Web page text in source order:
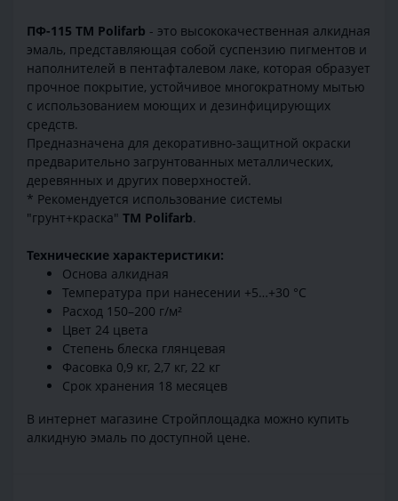
ПФ-115 ТМ Polifarb - это высококачественная алкидная
эмаль, представляющая собой суспензию пигментов и
наполнителей в пентафталевом лаке, которая образует
прочное покрытие, устойчивое многократному мытью
с использованием моющих и дезинфицирующих
средств.
Предназначена для декоративно-защитной окраски
предварительно загрунтованных металлических,
деревянных и других поверхностей.
* Рекомендуется использование системы
"грунт+краска" ТМ Polifarb.
Технические характеристики:
Основа алкидная
Температура при нанесении +5…+30 °C
Расход 150–200 г/м²
Цвет 24 цвета
Степень блеска глянцевая
Фасовка 0,9 кг, 2,7 кг, 22 кг
Срок хранения 18 месяцев
В интернет магазине Стройплощадка можно купить
алкидную эмаль по доступной цене.